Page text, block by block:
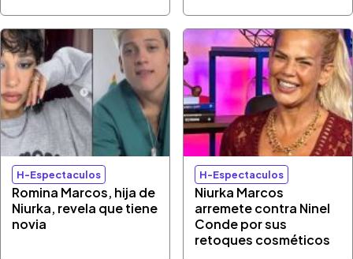
H-Espectaculos
Romina Marcos, hija de
Niurka, revela que tiene
novia
H-Espectaculos
Niurka Marcos
arremete contra Ninel
Conde por sus
retoques cosméticos